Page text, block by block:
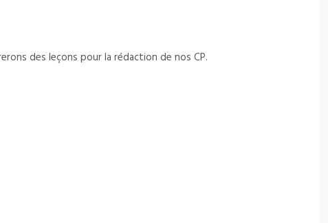
des leçons pour la rédaction de nos CP.